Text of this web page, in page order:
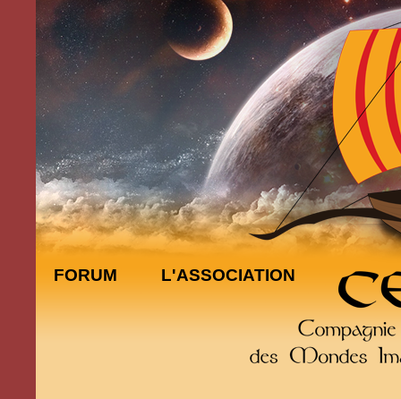
FORUM L'ASSOCIATION